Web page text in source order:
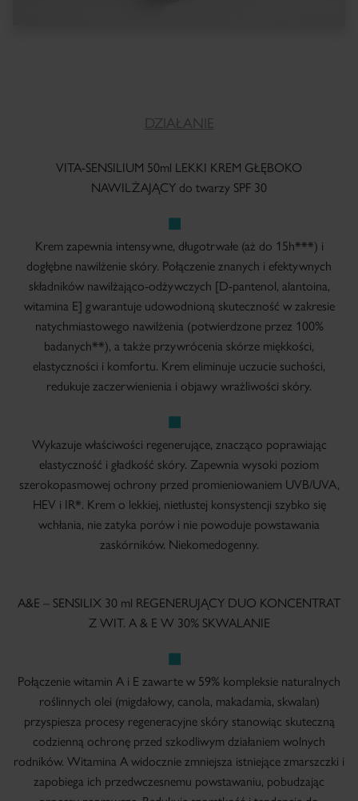
DZIAŁANIE
VITA-SENSILIUM 50ml LEKKI KREM GŁĘBOKO
NAWILŻAJĄCY do twarzy SPF 30
Krem zapewnia intensywne, długotrwałe (aż do 15h***) i
dogłębne nawilżenie skóry. Połączenie znanych i efektywnych
składników nawilżająco-odżywczych [D-pantenol, alantoina,
witamina E] gwarantuje udowodnioną skuteczność w zakresie
natychmiastowego nawilżenia (potwierdzone przez 100%
badanych**), a także przywrócenia skórze miękkości,
elastyczności i komfortu. Krem eliminuje uczucie suchości,
redukuje zaczerwienienia i objawy wrażliwości skóry.
Wykazuje właściwości regenerujące, znacząco poprawiając
elastyczność i gładkość skóry. Zapewnia wysoki poziom
szerokopasmowej ochrony przed promieniowaniem UVB/UVA,
HEV i IR*. Krem o lekkiej, nietłustej konsystencji szybko się
wchłania, nie zatyka porów i nie powoduje powstawania
zaskórników. Niekomedogenny.
A&E – SENSILIX 30 ml REGENERUJĄCY DUO KONCENTRAT
Z WIT. A & E W 30% SKWALANIE
Połączenie witamin A i E zawarte w 59% kompleksie naturalnych
roślinnych olei (migdałowy, canola, makadamia, skwalan)
przyspiesza procesy regeneracyjne skóry stanowiąc skuteczną
codzienną ochronę przed szkodliwym działaniem wolnych
rodników. Witamina A widocznie zmniejsza istniejące zmarszczki i
zapobiega ich przedwczesnemu powstawaniu, pobudzając